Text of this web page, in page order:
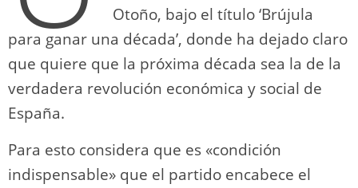
Otoño, bajo el título ‘Brújula
para ganar una década’, donde ha dejado claro
que quiere que la próxima década sea la de la
verdadera revolución económica y social de
España.
Para esto considera que es «condición
indispensable» que el partido encabece el